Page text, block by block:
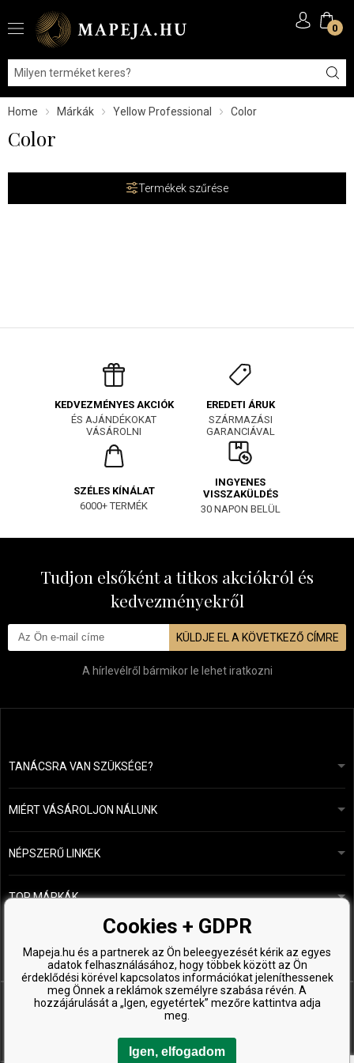
0
Home Márkák Yellow Professional Color
Color
Termékek szűrése
KEDVEZMÉNYES AKCIÓK
ÉS AJÁNDÉKOKAT
VÁSÁROLNI
EREDETI ÁRUK
SZÁRMAZÁSI
GARANCIÁVAL
SZÉLES KÍNÁLAT
6000+ TERMÉK
INGYENES
VISSZAKÜLDÉS
30 NAPON BELÜL
Tudjon elsőként a titkos akciókról és
kedvezményekről
KÜLDJE EL A KÖVETKEZŐ CÍMRE
A hírlevélről bármikor le lehet iratkozni
TANÁCSRA VAN SZÜKSÉGE?info@mapeja.hu
24 órán belül válaszolunk.
MIÉRT VÁSÁROLJON NÁLUNK
Általános szerződési feltételek (ÁSZF)
Személyes adatok védelme
Fizetési és szállítási áttekintés
Áru visszaküldése
NÉPSZERŰ LINKEK
A mi történetünk
TOP MÁRKÁK
Kérastase
O&M
Paul Mitchell
Wella Professionals
Zenz Organic
Cookies + GDPR
Mapeja.hu és a partnerek az Ön beleegyezését kérik az egyes
adatok felhasználásához, hogy többek között az Ön
érdeklődési körével kapcsolatos információkat jeleníthessenek
meg Önnek a reklámok személyre szabása révén. A
hozzájárulását a „Igen, egyetértek” mezőre kattintva adja
meg.
Igen, elfogadom